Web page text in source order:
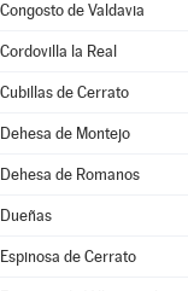
Congosto de Valdavia
Cordovilla la Real
Cubillas de Cerrato
Dehesa de Montejo
Dehesa de Romanos
Dueñas
Espinosa de Cerrato